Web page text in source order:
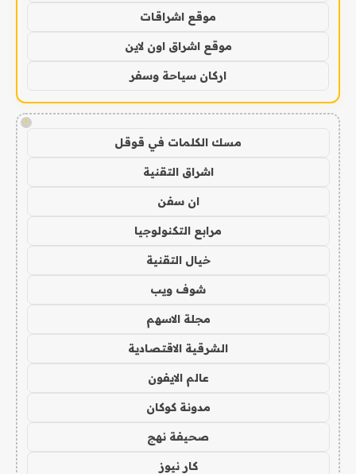
موقع اشراقات
موقع اشراق اون لاين
اركان سياحة وسفر
!
مسك الكلمات في قوقل
اشراق التقنية
ان سفن
مرابع التكنولوجيا
خيال التقنية
شوف ويب
مجلة الاسهم
الشرقية الاقتصادية
عالم الايفون
مدونة كوكان
صحيفة نهج
كار نيوز